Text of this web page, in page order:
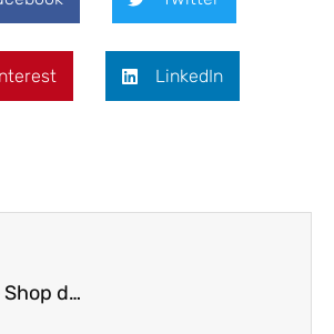
LinkedIn
Le Coffee Shop de Snoop Dogg à Amsterdam